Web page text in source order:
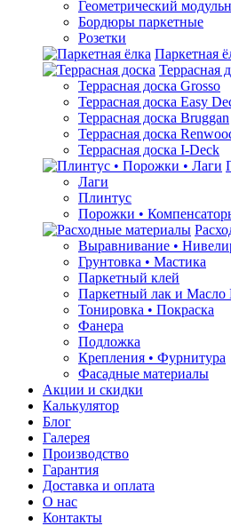
Геометрический
Бордюры паркетные
Розетки
Паркетная
Террасная
Террасная доска Grosso
Террасная доска Easy
Террасная доска Bruggan
Террасная доска
Террасная доска I-Deck
Лаги
Плинтус
Порожки •
Выравнивание •
Грунтовкa • Мастика
Паркетный клей
Паркетный лак и Масло
Тонировка • Покраска
Фанера
Подложка
Крепления • Фурнитура
Фасадные материалы
Акции и скидки
Калькулятор
Блог
Галерея
Производство
Гарантия
Доставка и оплата
О нас
Контакты